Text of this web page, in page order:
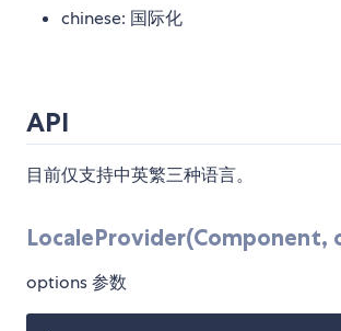
chinese: 国际化
API
目前仅支持中英繁三种语言。
LocaleProvider(Component,
options 参数